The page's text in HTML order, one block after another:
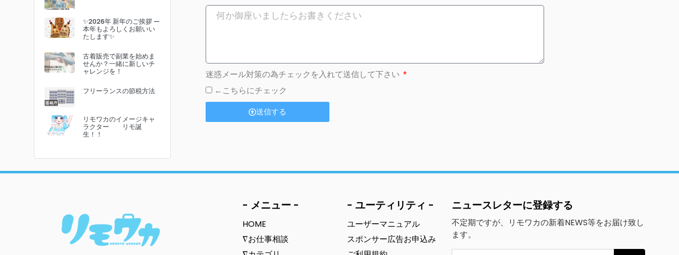
迷惑メール対策の為チェックを入れて送信して下さい
←こちらにチェック
送信する
✨2026年 新年のご挨拶 —
本年もよろしくお願いい
たします✨
古着販売で副業を始めま
せんか？一緒に新しいチ
ャレンジを！
フリーランスの節税方法
リモワカのイメージキャ
ラクター リモ誕
生！！
- メニュー -
HOME
∇お仕事相談
- ユーティリティ -
ユーザーマニュアル
スポンサー広告お申込み
ニュースレターに登録する
不定期ですが、リモワカの新着NEWS等をお届け致し
ます。